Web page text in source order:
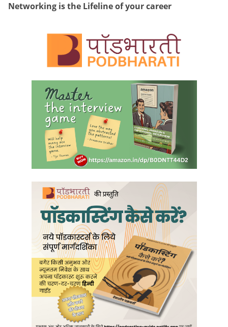
Networking is the Lifeline of your career